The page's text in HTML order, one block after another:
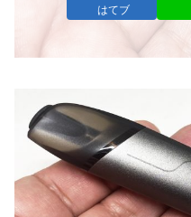
はてブ